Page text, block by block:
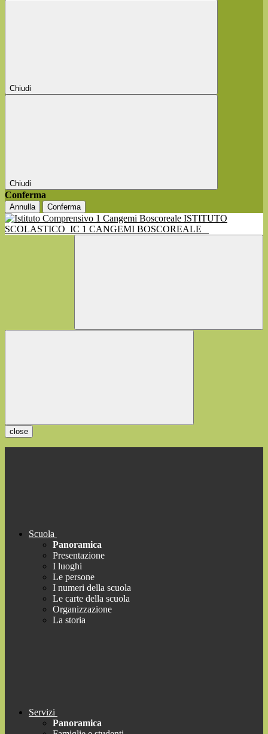
Chiudi
Chiudi
Conferma
Annulla Conferma
ISTITUTO
SCOLASTICO IC 1 CANGEMI BOSCOREALE
close
Scuola
Panoramica
Presentazione
I luoghi
Le persone
I numeri della scuola
Le carte della scuola
Organizzazione
La storia
Servizi
Panoramica